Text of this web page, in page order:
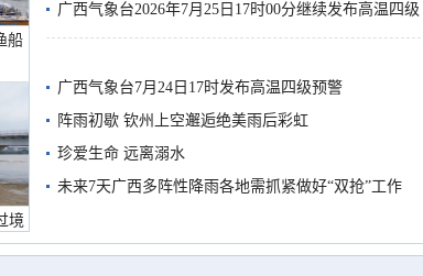
船
境
广西气象台2026年7月25日17时00分继续发布高温四级
预警
广西气象台7月24日17时发布高温四级预警
阵雨初歇 钦州上空邂逅绝美雨后彩虹
珍爱生命 远离溺水
未来7天广西多阵性降雨各地需抓紧做好“双抢”工作